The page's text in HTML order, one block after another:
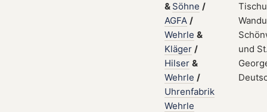
& Söhne /
AGFA /
Wehrle &
Kläger /
Hilser &
Wehrle /
Uhrenfabrik
Wehrle
und